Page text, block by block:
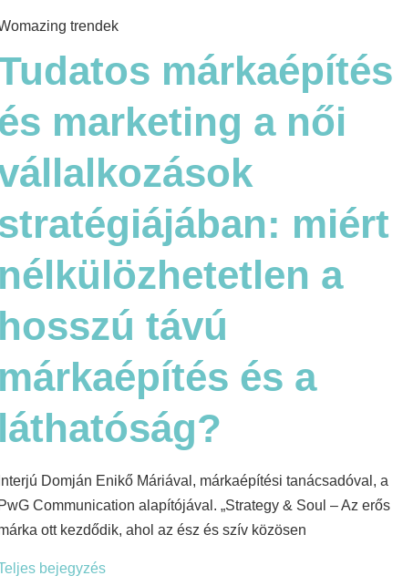
trendek
márkaépítés
marketing a női
miért
nélkülözhetetlen a
hosszú távú
márkaépítés és a
láthatóság?
Interjú Domján Enikő Máriával, márkaépítési tanácsadóval, a
PwG Communication alapítójával. „Strategy & Soul – Az erős
ott kezdődik, ahol az ész és szív közösen
bejegyzés